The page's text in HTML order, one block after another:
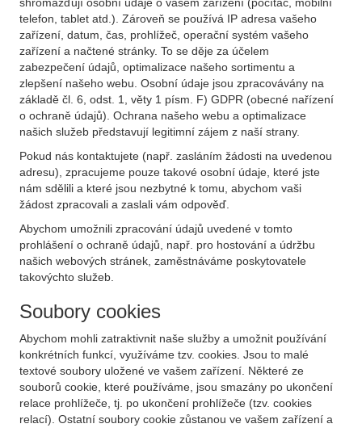
telefon, tablet atd.). Zároveň se používá IP adresa vašeho
zařízení, datum, čas, prohlížeč, operační systém vašeho
zařízení a načtené stránky. To se děje za účelem
zabezpečení údajů, optimalizace našeho sortimentu a
zlepšení našeho webu. Osobní údaje jsou zpracovávány na
základě čl. 6, odst. 1, věty 1 písm. F) GDPR (obecné nařízení
o ochraně údajů). Ochrana našeho webu a optimalizace
našich služeb představují legitimní zájem z naší strany.
Pokud nás kontaktujete (např. zasláním žádosti na uvedenou
adresu), zpracujeme pouze takové osobní údaje, které jste
nám sdělili a které jsou nezbytné k tomu, abychom vaši
žádost zpracovali a zaslali vám odpověď.
Abychom umožnili zpracování údajů uvedené v tomto
prohlášení o ochraně údajů, např. pro hostování a údržbu
našich webových stránek, zaměstnáváme poskytovatele
takovýchto služeb.
Soubory cookies
Abychom mohli zatraktivnit naše služby a umožnit používání
konkrétních funkcí, využíváme tzv. cookies. Jsou to malé
textové soubory uložené ve vašem zařízení. Některé ze
souborů cookie, které používáme, jsou smazány po ukončení
relace prohlížeče, tj. po ukončení prohlížeče (tzv. cookies
relací). Ostatní soubory cookie zůstanou ve vašem zařízení a